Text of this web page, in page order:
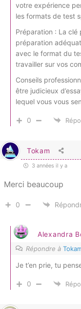
votre expérience
les formats de test
Préparation : La clé
préparation
avec le format du
travailler sur vos
Conseils
être judicieux
lequel vous vous
0
Tokam
3 années il y a
Merci beaucoup
0
Alexandra
Répondre à
Je t’en prie, tu
0